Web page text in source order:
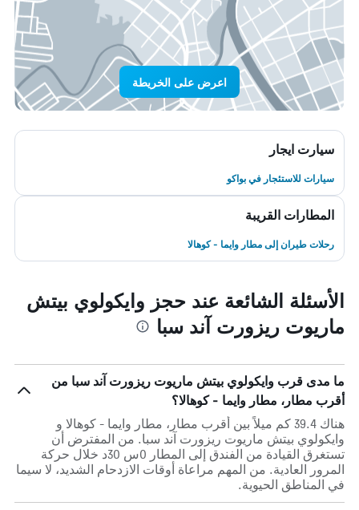
اعرض على الخريطة
سيارت ايجار
سيارات للاستئجار في بواكو
المطارات القريبة
رحلات طيران إلى مطار وايما - كوهالا
الأسئلة الشائعة عند حجز وايكولوي بيتش
ماريوت ريزورت آند سبا
ما مدى قرب وايكولوي بيتش ماريوت ريزورت آند سبا من
أقرب مطار، مطار وايما - كوهالا؟
هناك 39.4 كم ميلاً بين أقرب مطار، مطار وايما - كوهالا و
وايكولوي بيتش ماريوت ريزورت آند سبا. من المفترض أن
تستغرق القيادة من الفندق إلى المطار 0س 30د خلال حركة
المرور العادية. من المهم مراعاة أوقات الازدحام الشديد، لا سيما
في المناطق الحيوية.